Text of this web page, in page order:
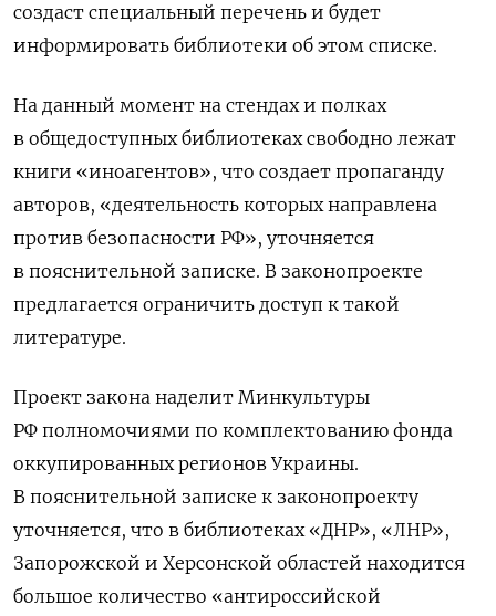
создаст специальный перечень и будет
информировать библиотеки об этом списке.
На данный момент на стендах и полках
в общедоступных библиотеках свободно лежат
книги «иноагентов», что создает пропаганду
авторов, «деятельность которых направлена
против безопасности РФ», уточняется
в пояснительной записке. В законопроекте
предлагается ограничить доступ к такой
литературе.
Проект закона наделит Минкультуры
РФ полномочиями по комплектованию фонда
оккупированных регионов Украины.
В пояснительной записке к законопроекту
уточняется, что в библиотеках «ДНР», «ЛНР»,
Запорожской и Херсонской областей находится
большое количество «антироссийской